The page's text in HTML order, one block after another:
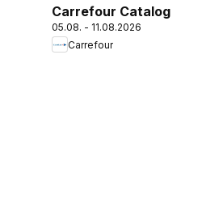
Carrefour Catalog
05.08. - 11.08.2026
Carrefour